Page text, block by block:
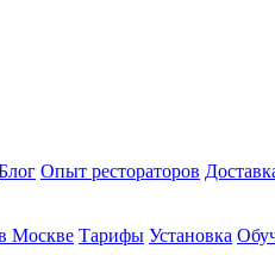
Опыт рестораторов
Москве Тарифы Установка